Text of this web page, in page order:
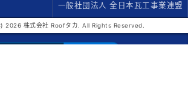
一般社団法人 全日本瓦工事業連盟
2026 株式会社 Roofタカ. All Rights Reserved.